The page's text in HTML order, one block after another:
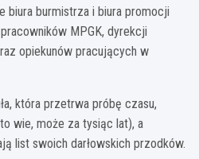
biura burmistrza i biura promocji
MPGK, dyrekcji
opiekunów pracujących w
która przetrwa próbę czasu,
wie, może za tysiąc lat), a
list swoich darłowskich przodków.